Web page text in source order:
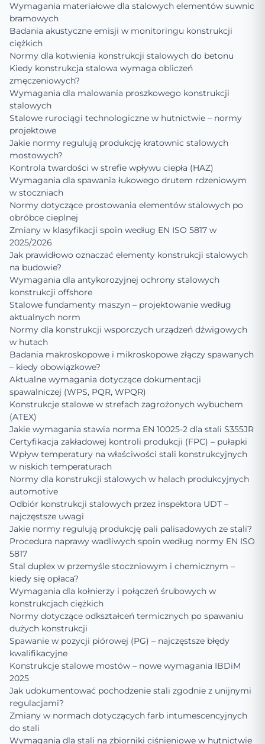
Wymagania materiałowe dla stalowych elementów suwnic
bramowych
Badania akustyczne emisji w monitoringu konstrukcji
ciężkich
Normy dla kotwienia konstrukcji stalowych do betonu
Kiedy konstrukcja stalowa wymaga obliczeń
zmęczeniowych?
Wymagania dla malowania proszkowego konstrukcji
stalowych
Stalowe rurociągi technologiczne w hutnictwie – normy
projektowe
Jakie normy regulują produkcję kratownic stalowych
mostowych?
Kontrola twardości w strefie wpływu ciepła (HAZ)
Wymagania dla spawania łukowego drutem rdzeniowym
w stoczniach
Normy dotyczące prostowania elementów stalowych po
obróbce cieplnej
Zmiany w klasyfikacji spoin według EN ISO 5817 w
2025/2026
Jak prawidłowo oznaczać elementy konstrukcji stalowych
na budowie?
Wymagania dla antykorozyjnej ochrony stalowych
konstrukcji offshore
Stalowe fundamenty maszyn – projektowanie według
aktualnych norm
Normy dla konstrukcji wsporczych urządzeń dźwigowych
w hutach
Badania makroskopowe i mikroskopowe złączy spawanych
– kiedy obowiązkowe?
Aktualne wymagania dotyczące dokumentacji
spawalniczej (WPS, PQR, WPQR)
Konstrukcje stalowe w strefach zagrożonych wybuchem
(ATEX)
Jakie wymagania stawia norma EN 10025-2 dla stali S355JR
Certyfikacja zakładowej kontroli produkcji (FPC) – pułapki
Wpływ temperatury na właściwości stali konstrukcyjnych
w niskich temperaturach
Normy dla konstrukcji stalowych w halach produkcyjnych
automotive
Odbiór konstrukcji stalowych przez inspektora UDT –
najczęstsze uwagi
Jakie normy regulują produkcję pali palisadowych ze stali?
Procedura naprawy wadliwych spoin według normy EN ISO
5817
Stal duplex w przemyśle stoczniowym i chemicznym –
kiedy się opłaca?
Wymagania dla kołnierzy i połączeń śrubowych w
konstrukcjach ciężkich
Normy dotyczące odkształceń termicznych po spawaniu
dużych konstrukcji
Spawanie w pozycji piórowej (PG) – najczęstsze błędy
kwalifikacyjne
Konstrukcje stalowe mostów – nowe wymagania IBDiM
2025
Jak udokumentować pochodzenie stali zgodnie z unijnymi
regulacjami?
Zmiany w normach dotyczących farb intumescencyjnych
do stali
Wymagania dla stali na zbiorniki ciśnieniowe w hutnictwie